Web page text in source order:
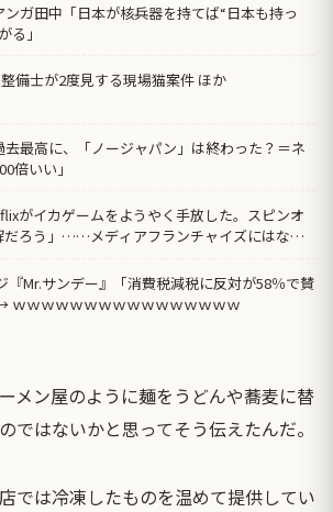
ンガ田中「日本が核兵器を持てば“日本も持っ
る」
整備士が2度見する現場猫案件 ほか
去最高に、「ノージャパン」は終わった？＝ネ
倍いい」
がイカゲームをようやく手放した。スピンオ
だろう」……メディアフランチャイズにはなれ
『Mr.サンデー』「消費税減税に反対が58％で賛
ｗｗｗｗｗｗｗｗｗｗｗｗｗｗｗｗ
メン屋のように麺をうどんや蕎麦に替
ではないかと思ってそう伝えたんだ。
では冷凍したものを温めて提供してい